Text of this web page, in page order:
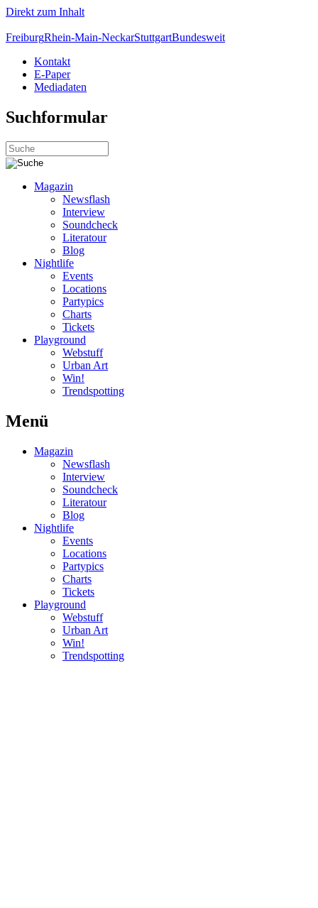
Direkt zum Inhalt
FreiburgRhein-Main-NeckarStuttgartBundesweit
Kontakt
E-Paper
Mediadaten
Suchformular
Magazin
Newsflash
Interview
Soundcheck
Literatour
Blog
Nightlife
Events
Locations
Partypics
Charts
Tickets
Playground
Webstuff
Urban Art
Win!
Trendspotting
Menü
Magazin
Newsflash
Interview
Soundcheck
Literatour
Blog
Nightlife
Events
Locations
Partypics
Charts
Tickets
Playground
Webstuff
Urban Art
Win!
Trendspotting